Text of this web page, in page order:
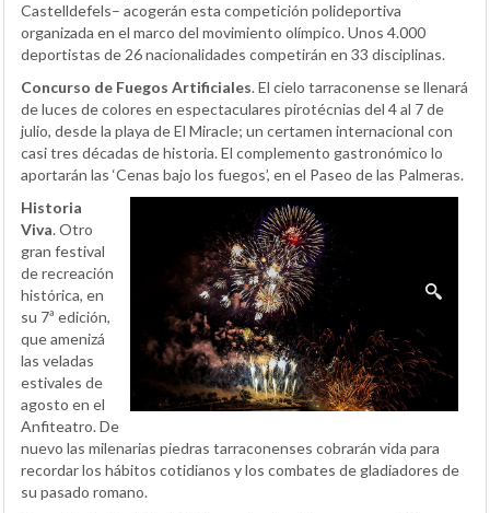
Castelldefels– acogerán esta competición polideportiva
organizada en el marco del movimiento olímpico. Unos 4.000
deportistas de 26 nacionalidades competirán en 33 disciplinas.
Concurso de Fuegos Artificiales. El cielo tarraconense se llenará
de luces de colores en espectaculares pirotécnias del 4 al 7 de
julio, desde la playa de El Miracle; un certamen internacional con
casi tres décadas de historia. El complemento gastronómico lo
aportarán las ‘Cenas bajo los fuegos’, en el Paseo de las Palmeras.
Historia
Viva. Otro
gran festival
de recreación
histórica, en
su 7ª edición,
que amenizá
las veladas
estivales de
agosto en el
Anfiteatro. De
nuevo las milenarias piedras tarraconenses cobrarán vida para
recordar los hábitos cotidianos y los combates de gladiadores de
su pasado romano.